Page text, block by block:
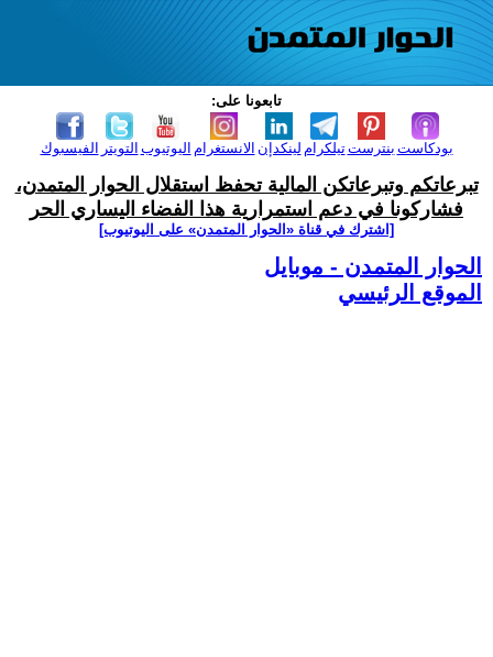
تابعونا على:
الفيسبوك التويتر اليوتيوب الانستغرام لينكدإن تيلكرامبنترست بودكاست
تبرعاتكم وتبرعاتكن المالية تحفظ استقلال الحوار المتمدن،
فشاركونا في دعم استمرارية هذا الفضاء اليساري الحر
[اشترك في قناة ‫«الحوار المتمدن» على اليوتيوب]
الحوار المتمدن - موبايل
الموقع الرئيسي